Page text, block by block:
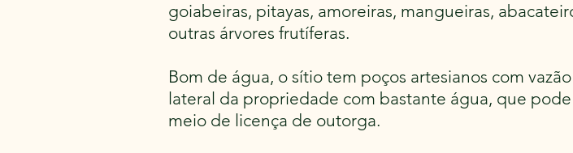
goiabeiras, pitayas, amoreiras, mangueiras,
outras árvores frutíferas.
Bom de água, o sítio tem poços artesianos com
lateral da propriedade com bastante água, que
meio de licença de outorga.